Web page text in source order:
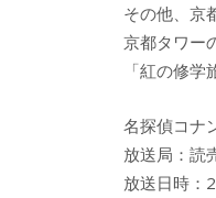
その他、京
京都タワー
「紅の修
名探偵コナ
放送局：読
放送日時：